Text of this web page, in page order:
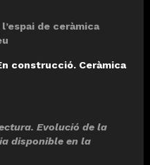
de ceràmica
construcció. Ceràmica
Evolució de la
disponible en la